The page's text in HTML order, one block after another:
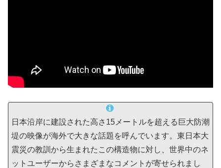
日本沿岸に建設された高さ15メートルを超える巨大防潮
堤の映像が海外で大きな話題を呼んでいます。東日本大
震災の教訓から生まれたこの構造物に対し、世界中のネ
ットユーザーからさまざまなコメントが寄せられまし